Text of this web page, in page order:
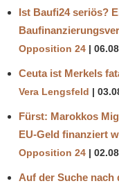
Ist Baufi24 seriös?
Opposition 24
Ceuta ist Merkels
Vera Lengsfeld
Fürst: Marokkos
EU-Geld finanziert
Opposition 24
Auf der Suche nach